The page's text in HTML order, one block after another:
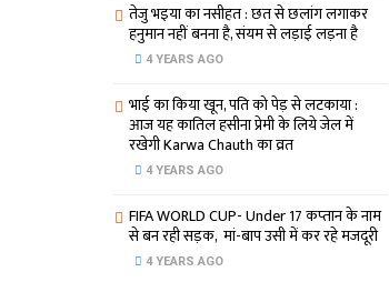
तेजु भइया का नसीहत : छत से छलांग लगाकर
हनुमान नहीं बनना है, संयम से लड़ाई लड़ना है
4 YEARS AGO
भाई का किया खून, पति को पेड़ से लटकाया :
आज यह कातिल हसीना प्रेमी के लिये जेल में
रखेगी Karwa Chauth का व्रत
4 YEARS AGO
FIFA WORLD CUP- Under 17 कप्‍तान के नाम
से बन रही सड़क, मां-बाप उसी में कर रहे मजदूरी
4 YEARS AGO